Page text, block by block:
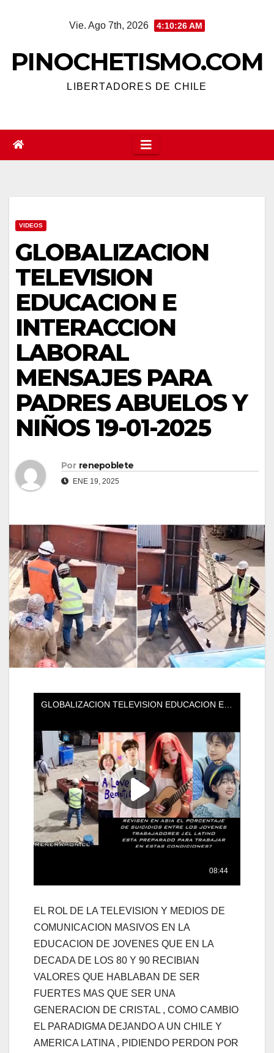
Vie. Ago 7th, 2026 4:10:27 AM
PINOCHETISMO.COM
LIBERTADORES DE CHILE
VIDEOS
GLOBALIZACION
TELEVISION
EDUCACION E
INTERACCION
LABORAL
MENSAJES PARA
PADRES ABUELOS Y
NIÑOS 19-01-2025
Por renepoblete
ENE 19, 2025
EL ROL DE LA TELEVISION Y MEDIOS DE
COMUNICACION MASIVOS EN LA
EDUCACION DE JOVENES QUE EN LA
DECADA DE LOS 80 Y 90 RECIBIAN
VALORES QUE HABLABAN DE SER
FUERTES MAS QUE SER UNA
GENERACION DE CRISTAL , COMO CAMBIO
EL PARADIGMA DEJANDO A UN CHILE Y
AMERICA LATINA , PIDIENDO PERDON POR